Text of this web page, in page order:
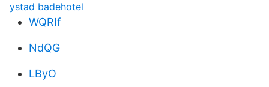
ystad badehotel
WQRIf
NdQG
LByO